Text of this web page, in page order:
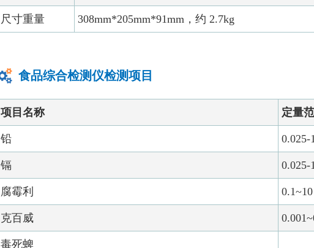
尺寸重量 308mm*205mm*91mm，约 2.7kg
食品综合检测仪检测项目
项目名称 定量
铅 0.025-
镉 0.025-
腐霉利
克百威
毒死蜱